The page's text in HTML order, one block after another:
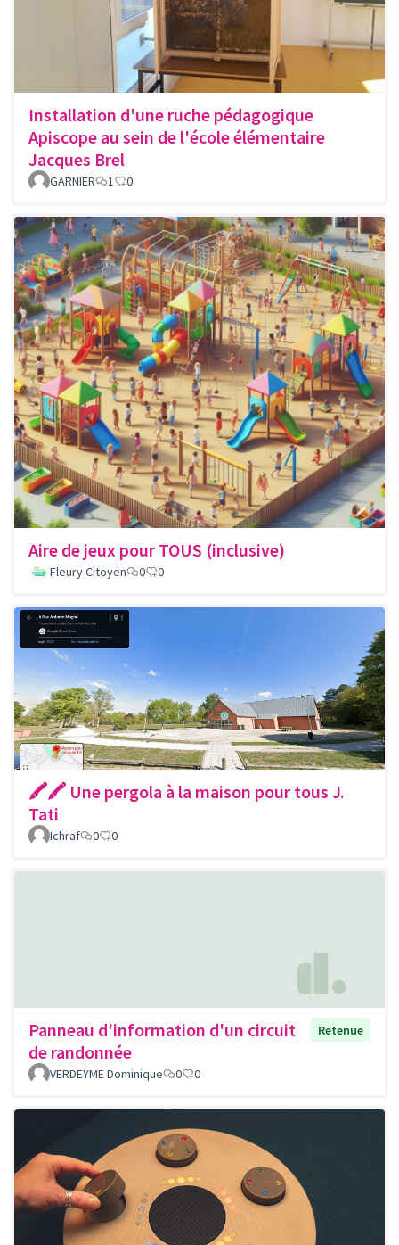
Installation d'une ruche pédagogique
Apiscope au sein de l'école élémentaire
Jacques Brel
GARNIER 1 0
Aire de jeux pour TOUS (inclusive)
Fleury Citoyen 0 0
🖍🖍 Une pergola à la maison pour tous J.
Tati
Ichraf 0 0
Panneau d'information d'un circuit
de randonnée
Retenue
VERDEYME Dominique 0 0